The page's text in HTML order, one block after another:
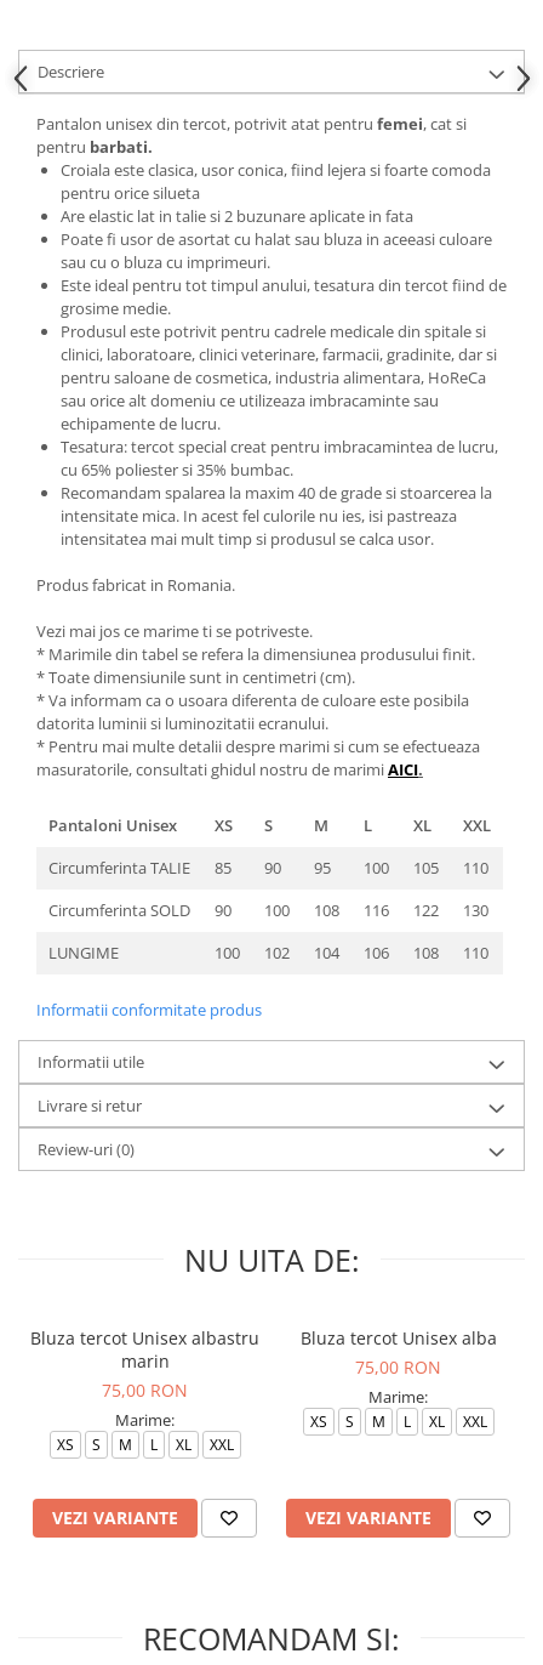
Descriere
Pantalon unisex din tercot, potrivit atat pentru femei, cat si
pentru barbati.
Croiala este clasica, usor conica, fiind lejera si foarte comoda
pentru orice silueta
Are elastic lat in talie si 2 buzunare aplicate in fata
Poate fi usor de asortat cu halat sau bluza in aceeasi culoare
sau cu o bluza cu imprimeuri.
Este ideal pentru tot timpul anului, tesatura din tercot fiind de
grosime medie.
Produsul este potrivit pentru cadrele medicale din spitale si
clinici, laboratoare, clinici veterinare, farmacii, gradinite, dar si
pentru saloane de cosmetica, industria alimentara, HoReCa
sau orice alt domeniu ce utilizeaza imbracaminte sau
echipamente de lucru.
Tesatura: tercot special creat pentru imbracamintea de lucru,
cu 65% poliester si 35% bumbac.
Recomandam spalarea la maxim 40 de grade si stoarcerea la
intensitate mica. In acest fel culorile nu ies, isi pastreaza
intensitatea mai mult timp si produsul se calca usor.
Produs fabricat in Romania.
Vezi mai jos ce marime ti se potriveste.
* Marimile din tabel se refera la dimensiunea produsului finit.
* Toate dimensiunile sunt in centimetri (cm).
* Va informam ca o usoara diferenta de culoare este posibila
datorita luminii si luminozitatii ecranului.
* Pentru mai multe detalii despre marimi si cum se efectueaza
masuratorile, consultati ghidul nostru de marimiAICI.
Pantaloni Unisex XS S M L XL
XXL
Circumferinta TALIE
85 90 95 100 105
110
Circumferinta SOLD
90 100 108 116 122
130
LUNGIME
100 102 104 106 108 110
Informatii conformitate produs
Informatii utile
Livrare si retur
Review-uri(0)
NU UITA DE:
Bluza tercot Unisex albastru
marin
75,00 RON
Marime:
XS S M L XL XXL
VEZI VARIANTE
Bluza tercot Unisex alba
75,00 RON
Marime:
XS S M L XL XXL
VEZI VARIANTE
RECOMANDAM SI: